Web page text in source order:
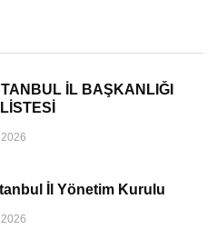
İL BAŞKANLIĞI
İl Yönetim Kurulu